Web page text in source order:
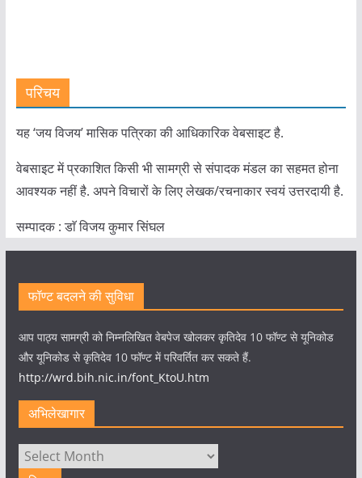
परिचय
यह ‘जय विजय’ मासिक पत्रिका की आधिकारिक वेबसाइट है.
वेबसाइट में प्रकाशित किसी भी सामग्री से संपादक मंडल का सहमत होना
आवश्यक नहीं है. अपने विचारों के लिए लेखक/रचनाकार स्वयं उत्तरदायी है.
सम्पादक : डाॅ विजय कुमार सिंघल
फॉण्ट बदलने की सुविधा
आप पाठ्य सामग्री को निम्नलिखित वेबपेज खोलकर कृतिदेव 10 फॉण्ट से यूनिकोड
और यूनिकोड से कृतिदेव 10 फॉण्ट में परिवर्तित कर सकते हैं.
http://wrd.bih.nic.in/font_KtoU.htm
अभिलेखागार
अभिलेखागार